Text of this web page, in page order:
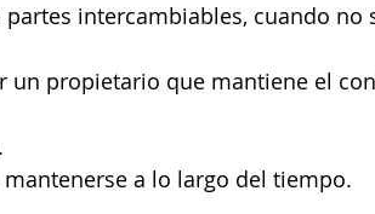
intercambiables, cuando no
un propietario que mantiene el
a lo largo del tiempo.